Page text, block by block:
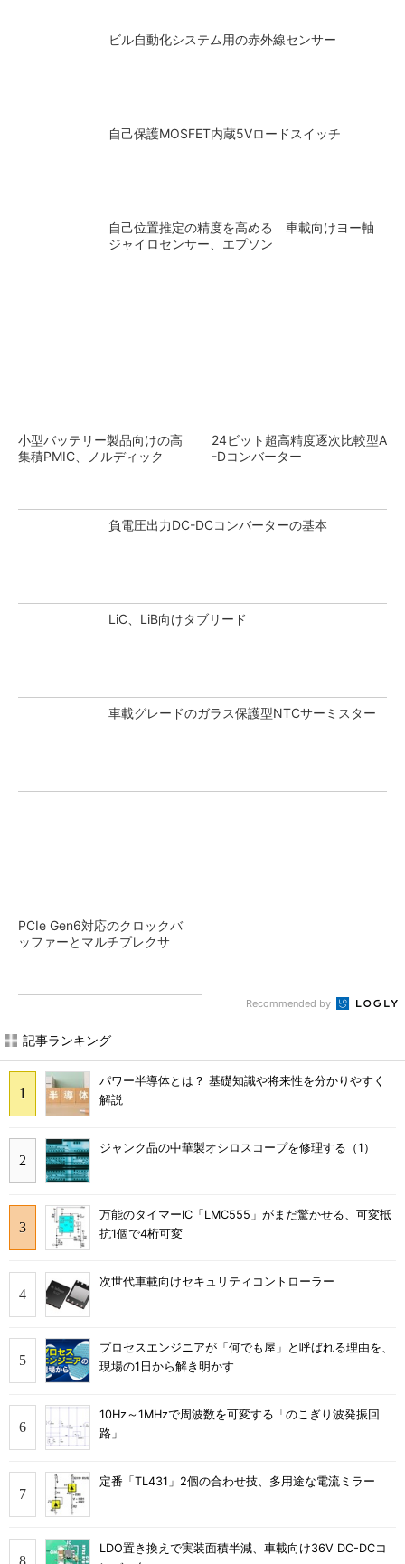
ビル自動化システム用の赤外線センサー
自己保護MOSFET内蔵5Vロードスイッチ
自己位置推定の精度を高める 車載向けヨー軸
ジャイロセンサー、エプソン
小型バッテリー製品向けの高
集積PMIC、ノルディック
24ビット超高精度逐次比較型A
-Dコンバーター
負電圧出力DC-DCコンバーターの基本
LiC、LiB向けタブリード
車載グレードのガラス保護型NTCサーミスター
PCIe Gen6対応のクロックバ
ッファーとマルチプレクサ
Recommended by
記事ランキング
パワー半導体とは？ 基礎知識や将来性を分かりやすく
解説
ジャンク品の中華製オシロスコープを修理する（1）
万能のタイマーIC「LMC555」がまだ驚かせる、可変抵
抗1個で4桁可変
次世代車載向けセキュリティコントローラー
プロセスエンジニアが「何でも屋」と呼ばれる理由を、
現場の1日から解き明かす
10Hz～1MHzで周波数を可変する「のこぎり波発振回
路」
定番「TL431」2個の合わせ技、多用途な電流ミラー
LDO置き換えで実装面積半減、車載向け36V DC-DCコ